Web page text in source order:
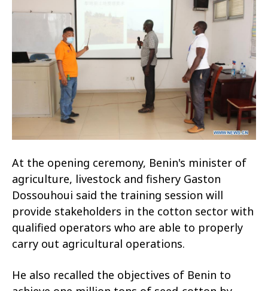
At the opening ceremony, Benin's minister of
agriculture, livestock and fishery Gaston
Dossouhoui said the training session will
provide stakeholders in the cotton sector with
qualified operators who are able to properly
carry out agricultural operations.
He also recalled the objectives of Benin to